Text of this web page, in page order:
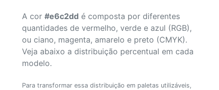
A cor #e6c2dd é composta por diferentes
quantidades de vermelho, verde e azul (RGB),
ou ciano, magenta, amarelo e preto (CMYK).
Veja abaixo a distribuição percentual em cada
modelo.
Para transformar essa distribuição em paletas utilizáveis,